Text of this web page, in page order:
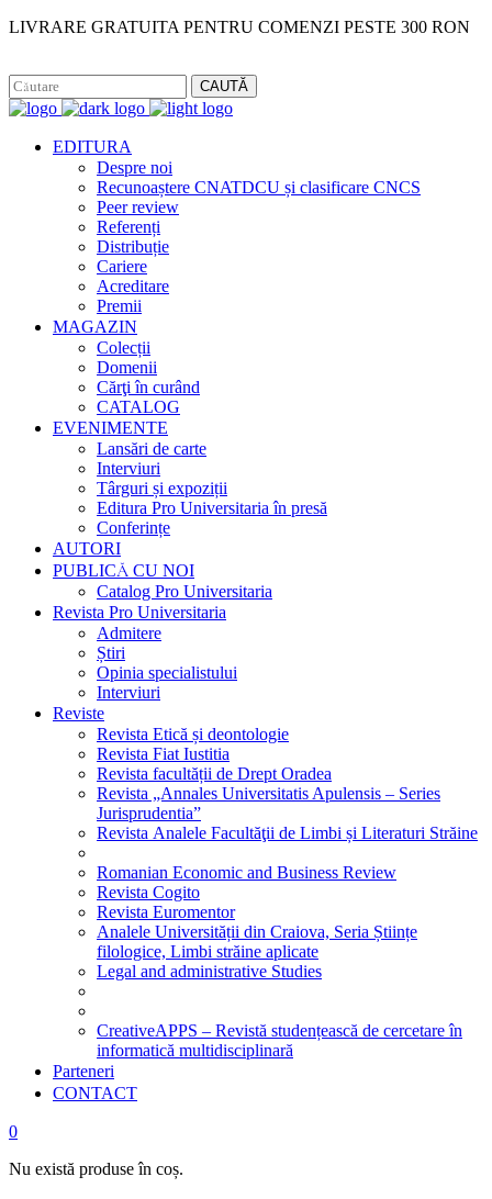
LIVRARE GRATUITA PENTRU COMENZI PESTE 300 RON
CAUTĂ
EDITURA
Despre noi
Recunoaștere CNATDCU și clasificare CNCS
Peer review
Referenți
Distribuție
Cariere
Acreditare
Premii
MAGAZIN
Colecții
Domenii
Cărţi în curând
CATALOG
EVENIMENTE
Lansări de carte
Interviuri
Târguri și expoziții
Editura Pro Universitaria în presă
Conferințe
AUTORI
PUBLICĂ CU NOI
Catalog Pro Universitaria
Revista Pro Universitaria
Admitere
Știri
Opinia specialistului
Interviuri
Reviste
Revista Etică și deontologie
Revista Fiat Iustitia
Revista facultății de Drept Oradea
Revista „Annales Universitatis Apulensis – Series
Jurisprudentia”
Revista Analele Facultăţii de Limbi și Literaturi Străine
Romanian Economic and Business Review
Revista Cogito
Revista Euromentor
Analele Universității din Craiova, Seria Științe
filologice, Limbi străine aplicate
Legal and administrative Studies
CreativeAPPS – Revistă studențească de cercetare în
informatică multidisciplinară
Parteneri
CONTACT
0
Nu există produse în coș.